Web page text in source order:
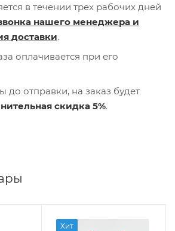
в течении трех рабочих дней
нашего менеджера и
доставки.
оплачивается при его
до отправки, на заказ будет
скидка 5%.
Хит